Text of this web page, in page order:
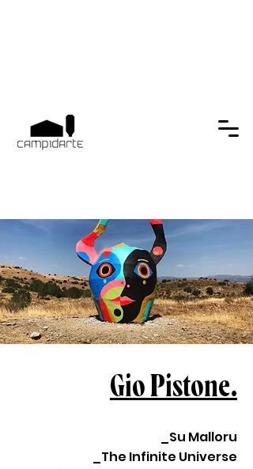
Gio Pistone.
_Su Malloru
_The Infinite Universe